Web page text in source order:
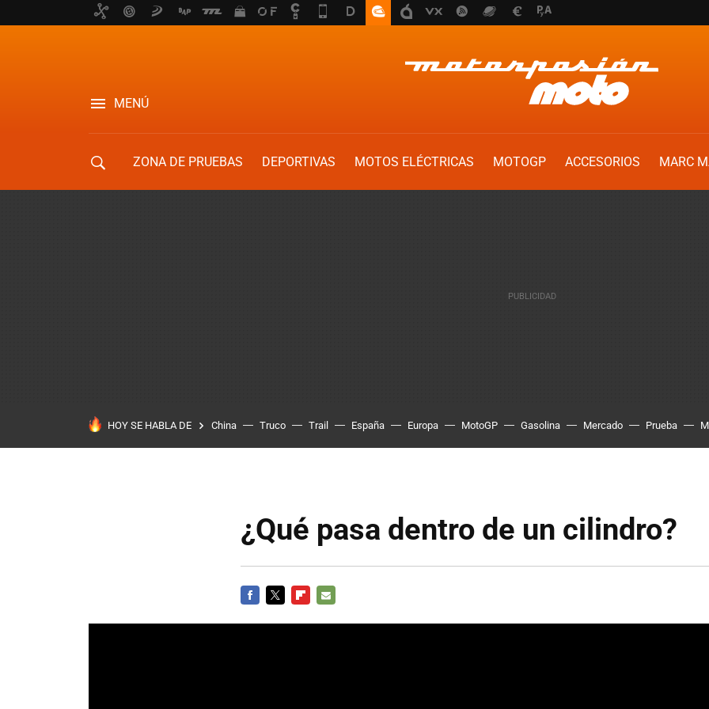
MENÚ
ZONA DE PRUEBAS DEPORTIVAS MOTOS ELÉCTRICAS MOTOGP ACCESORIOS
MARC
HOY SE HABLA DE China Truco Trail España Europa MotoGP Gasolina Mercado Prueba
¿Qué pasa dentro de un cilindro?